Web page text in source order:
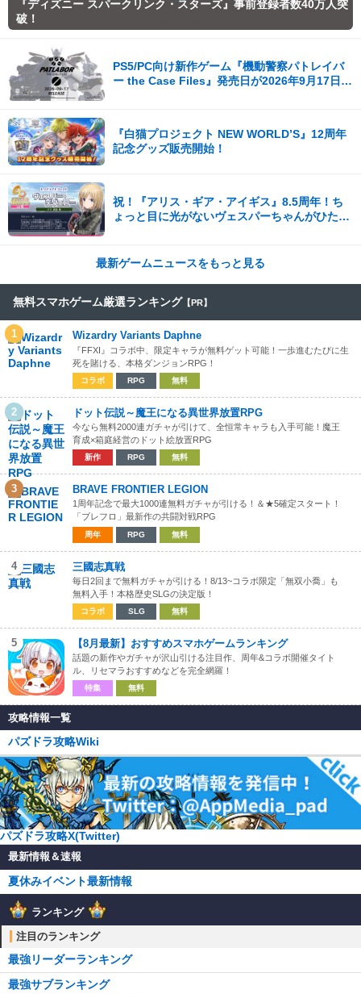
『ディズニー スパークリンク・スターズ』事前登録者数40万人突
破！
PS5/PC向け新作ゲーム『機動警察パトレイバ
ー the Case Files』発売日が2026年9月17日
『白猫プロジェクト NEW WORLD’S』12周年
記念グッズ販売開始！
祝！『アリス・ギア・アイギス』8.5周年！ち
ょっと目に光がないヴェスパーちゃんがひたす
最新ゲームニュースをもっと見る
無料スマホゲーム厳選ランキング 【PR】
1 Wizardry Variants Daphne
『FFXI』コラボ中、限定キャラが無料ゲット可能！一歩進むたびに生
死を賭ける、本格ダンジョンRPG！
コラボ RPG 無料
2 ドット伝説～魔王になる異世界放置RPG
今なら無料2000連ガチャが引けて、全恒常キャラも入手可能！魔王
育成×箱庭経営のドット絵放置RPG
新作 RPG 無料
3 BRAVE FRONTIER LEGION
1周年記念で最大1000連無料ガチャが引ける！＆★5確定スタート！
「ブレフロ」最新作の共闘対戦RPG
周年 RPG 無料
4 三國志真戦
毎日2回まで無料ガチャが引ける！8/13~コラボ限定「無双小喬」も
無料入手！本格歴史SLGの決定版！
コラボ SLG 無料
5 【8月最新】おすすめスマホゲームランキング
話題の新作やガチャが沢山引ける注目作、周年&コラボ開催タイト
ル、リセマラおすすめなどを完全網羅！
特集 無料
攻略情報一覧
パズドラ攻略Wiki
パズドラ攻略X(Twitter)
最新情報＆速報
夏休みイベント最新情報
ランキング
注目のランキング
最強リーダーランキング
最強サブランキング